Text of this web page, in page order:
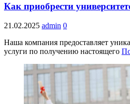
Как приобрести
21.02.2025 admin 0
Наша компания предоставляет
услуги по получению настоящего